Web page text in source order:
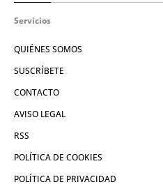
Servicios
QUIÉNES SOMOS
SUSCRÍBETE
CONTACTO
AVISO LEGAL
RSS
POLÍTICA DE COOKIES
POLÍTICA DE PRIVACIDAD